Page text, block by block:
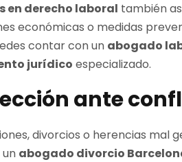
en derecho laboral también
económicas o medidas
contar con un abogado
jurídico especializado.
ante
divorcios o herencias mal
abogado divorcio